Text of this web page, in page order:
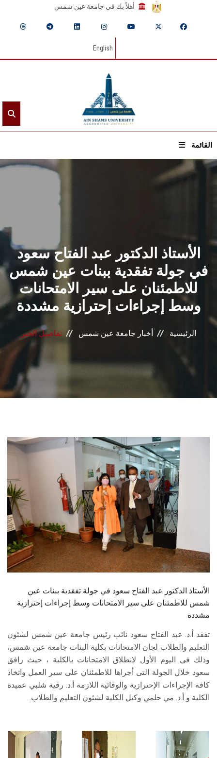
أهلاً بك في جامعة عين شمس
English
القائمة
القطاعـات
الشئون الأكاديمية
البحث العلمي
الرعاية الصحية
المراكز والوحدات
الأنظمة الذكية
الإعلام
الطلاب
الدراسات العليا
الخريجين
الموظفون
الزائـرون
سجل الان
الأستاذ الدكتور عبد الفتاح سعود
في جولة تفقدية ببنات عين شمس
للاطمئنان على سير الامتحانات
وسط إجراءات إحترازية مشددة
الرئيسية أخبار جامعة عين شمس تفاصيل الخبر
الأستاذ الدكتور عبد الفتاح سعود في جولة تفقدية ببنات عين
شمس للاطمئنان على سير الامتحانات وسط إجراءات إحترازية
مشددة
تفقد أ.د. عبد الفتاح سعود نائب رئيس جامعة عين شمس لشئون
التعليم والطلاب لجان الامتحانات بكلية البنات جامعة عين شمس،
وذلك في اليوم الأول لانطلاق الامتحانات بالكلية ، حيث رافق
سعود خلال الجولة التى أجراها للاطمئنان على سير العمل واتخاذ
كافة الإجراءات الإحترازية والوقائية اللازمة أ.د. رقية شلبي عميدة
الكلية و أ.د. مي حلمي وكيل الكلية لشئون التعليم والطلاب.